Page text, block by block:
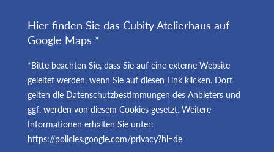
Hier finden Sie das Cubity Atelierhaus auf
Google Maps *
*Bitte beachten Sie, dass Sie auf eine externe Website
geleitet werden, wenn Sie auf diesen Link klicken. Dort
gelten die Datenschutzbestimmungen des Anbieters und
ggf. werden von diesem Cookies gesetzt. Weitere
Informationen erhalten Sie unter:
https://policies.google.com/privacy?hl=de